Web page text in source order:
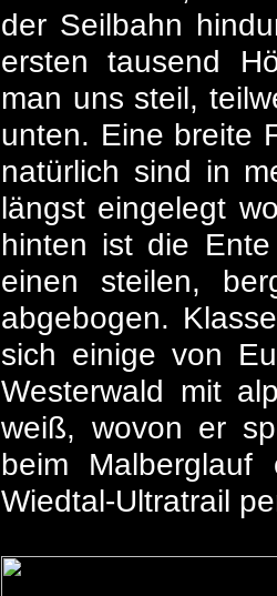
der Seilbahn
ersten tausend
man uns steil,
unten. Eine breite
natürlich sind in
längst eingelegt
hinten ist die
einen steilen,
abgebogen.
sich einige von
Westerwald mit
weiß, wovon er
beim
Wiedtal-Ultratrail